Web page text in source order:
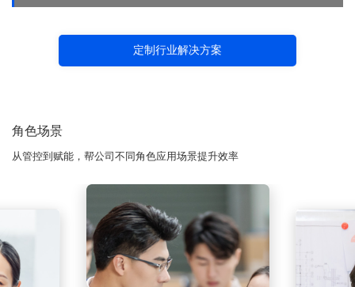
定制行业解决方案
角色场景
从管控到赋能，帮公司不同角色应用场景提升效率